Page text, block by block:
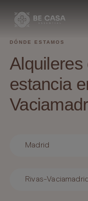
DÓNDE ESTAMOS
Alquileres
estancia
Madrid
Rivas-